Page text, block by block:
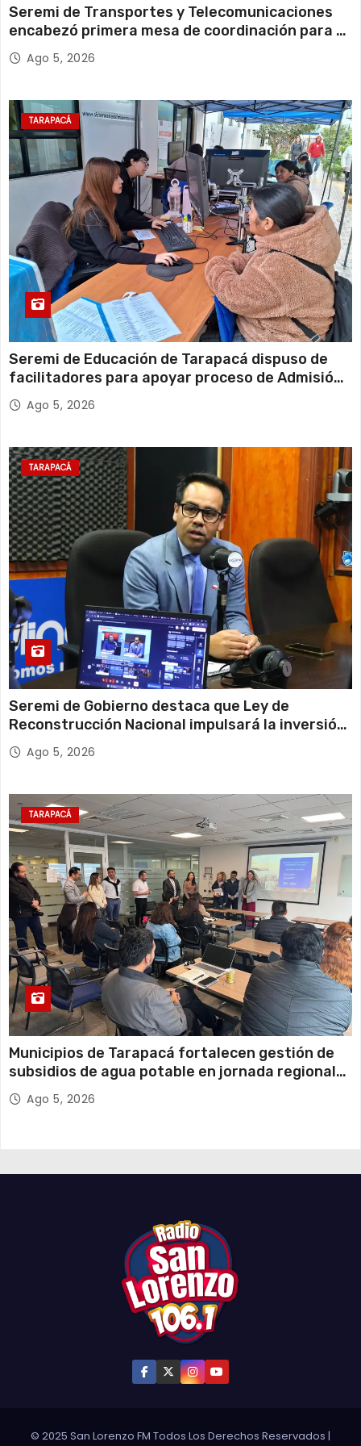
Seremi de Transportes y Telecomunicaciones
encabezó primera mesa de coordinación para el
retiro de cables en desuso en Iquique
Ago 5, 2026
TARAPACÁ
Seremi de Educación de Tarapacá dispuso de
facilitadores para apoyar proceso de Admisión
Escolar 2027
Ago 5, 2026
TARAPACÁ
Seremi de Gobierno destaca que Ley de
Reconstrucción Nacional impulsará la inversión
y el empleo en Tarapacá
Ago 5, 2026
TARAPACÁ
Municipios de Tarapacá fortalecen gestión de
subsidios de agua potable en jornada regional
organizada por Aguas del Altiplano y ANDESS
Ago 5, 2026
© 2025 San Lorenzo FM Todos Los Derechos Reservados |